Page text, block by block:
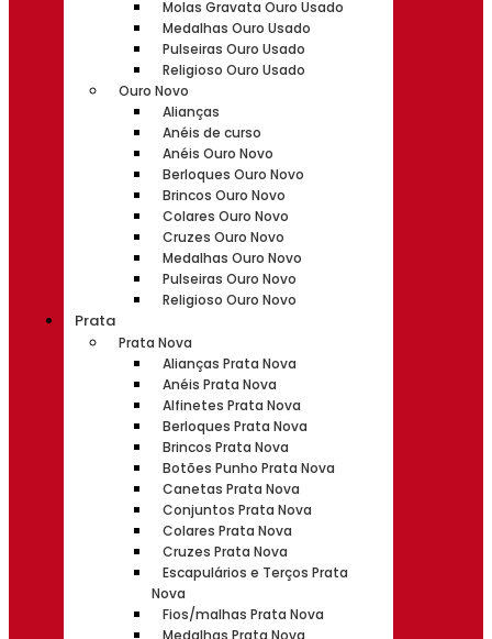
Molas Gravata Ouro Usado
Medalhas Ouro Usado
Pulseiras Ouro Usado
Religioso Ouro Usado
Ouro Novo
Alianças
Anéis de curso
Anéis Ouro Novo
Berloques Ouro Novo
Brincos Ouro Novo
Colares Ouro Novo
Cruzes Ouro Novo
Medalhas Ouro Novo
Pulseiras Ouro Novo
Religioso Ouro Novo
Prata
Prata Nova
Alianças Prata Nova
Anéis Prata Nova
Alfinetes Prata Nova
Berloques Prata Nova
Brincos Prata Nova
Botões Punho Prata Nova
Canetas Prata Nova
Conjuntos Prata Nova
Colares Prata Nova
Cruzes Prata Nova
Escapulários e Terços Prata
Nova
Fios/malhas Prata Nova